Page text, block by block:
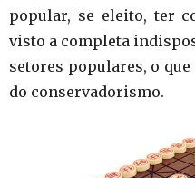
popular, se eleito, ter
visto a completa
setores populares, o
do conservadorismo.